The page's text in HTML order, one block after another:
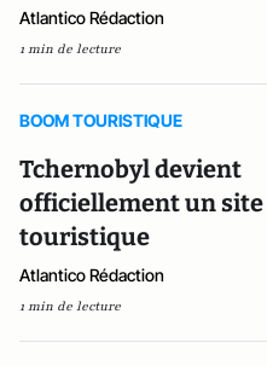
Atlantico Rédaction
1 min de lecture
BOOM TOURISTIQUE
Tchernobyl devient
officiellement un site
touristique
Atlantico Rédaction
1 min de lecture